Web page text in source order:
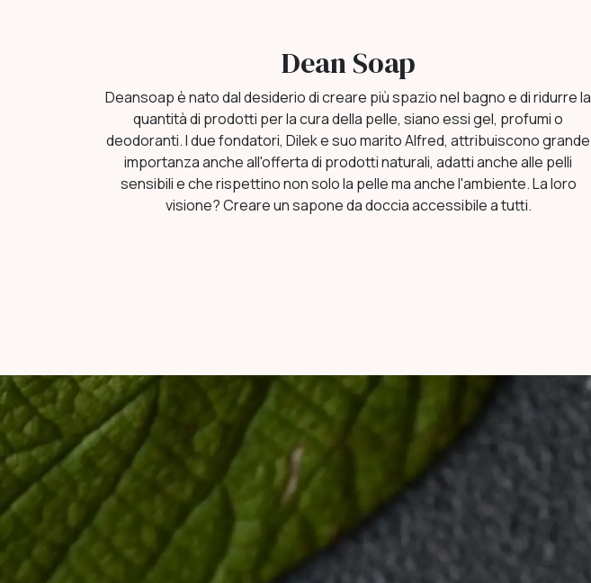
Dean Soap
Deansoap è nato dal desiderio di creare più spazio nel bagno e di ridurre la
quantità di prodotti per la cura della pelle, siano essi gel, profumi o
deodoranti. I due fondatori, Dilek e suo marito Alfred, attribuiscono grande
importanza anche all'offerta di prodotti naturali, adatti anche alle pelli
sensibili e che rispettino non solo la pelle ma anche l'ambiente. La loro
visione? Creare un sapone da doccia accessibile a tutti.